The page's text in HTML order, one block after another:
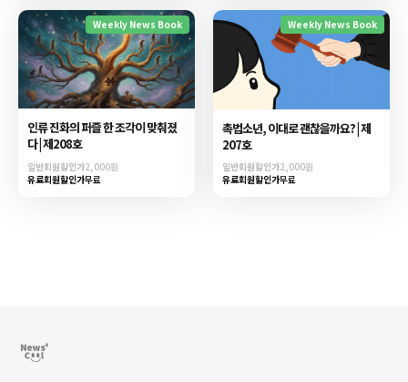
Weekly News Book
인류 진화의 퍼즐 한 조각이 맞춰졌
다 | 제208호
일반회원할인가2,000원
유료회원할인가무료
Weekly News Book
촉법소년, 이대로 괜찮을까요? | 제
207호
일반회원할인가2,000원
유료회원할인가무료